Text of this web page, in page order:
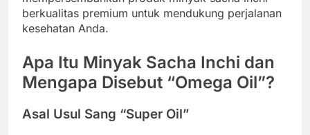
berkualitas premium untuk mendukung perjalanan
kesehatan Anda.
Apa Itu Minyak Sacha Inchi dan
Mengapa Disebut “Omega Oil”?
Asal Usul Sang “Super Oil”